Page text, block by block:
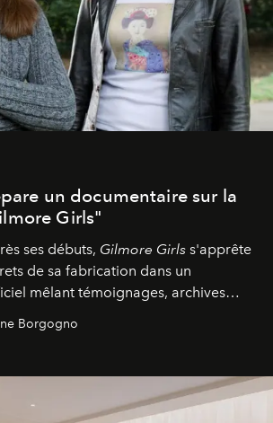
un documentaire sur la
Girls"
ses débuts, Gilmore Girls s'apprête
de sa fabrication dans un
mêlant témoignages, archives
dans les coulisses d'un phénomène
Borgogno